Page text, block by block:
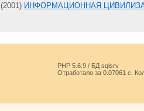
(2001) ИНФОРМАЦИОННАЯ
PHP 5.6.9 / БД sqlsrv
Отработало за 0.07061 с.